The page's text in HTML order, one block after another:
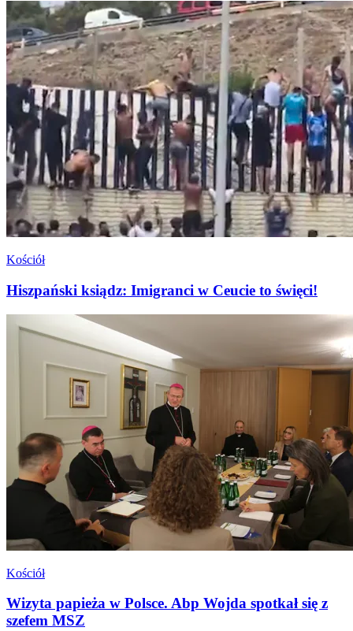
Kościół
Hiszpański ksiądz: Imigranci w Ceucie to święci!
Kościół
Wizyta papieża w Polsce. Abp Wojda spotkał się z
szefem MSZ